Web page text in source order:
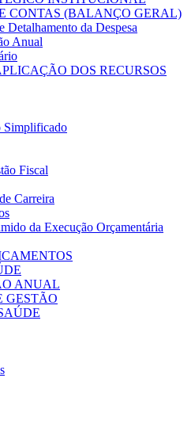
CONTAS (BALANÇO GERAL)
da Despesa
Anual
DOS RECURSOS
Simplificado
Fiscal
Carreira
da Execução Orçamentária
ANUAL
GESTÃO